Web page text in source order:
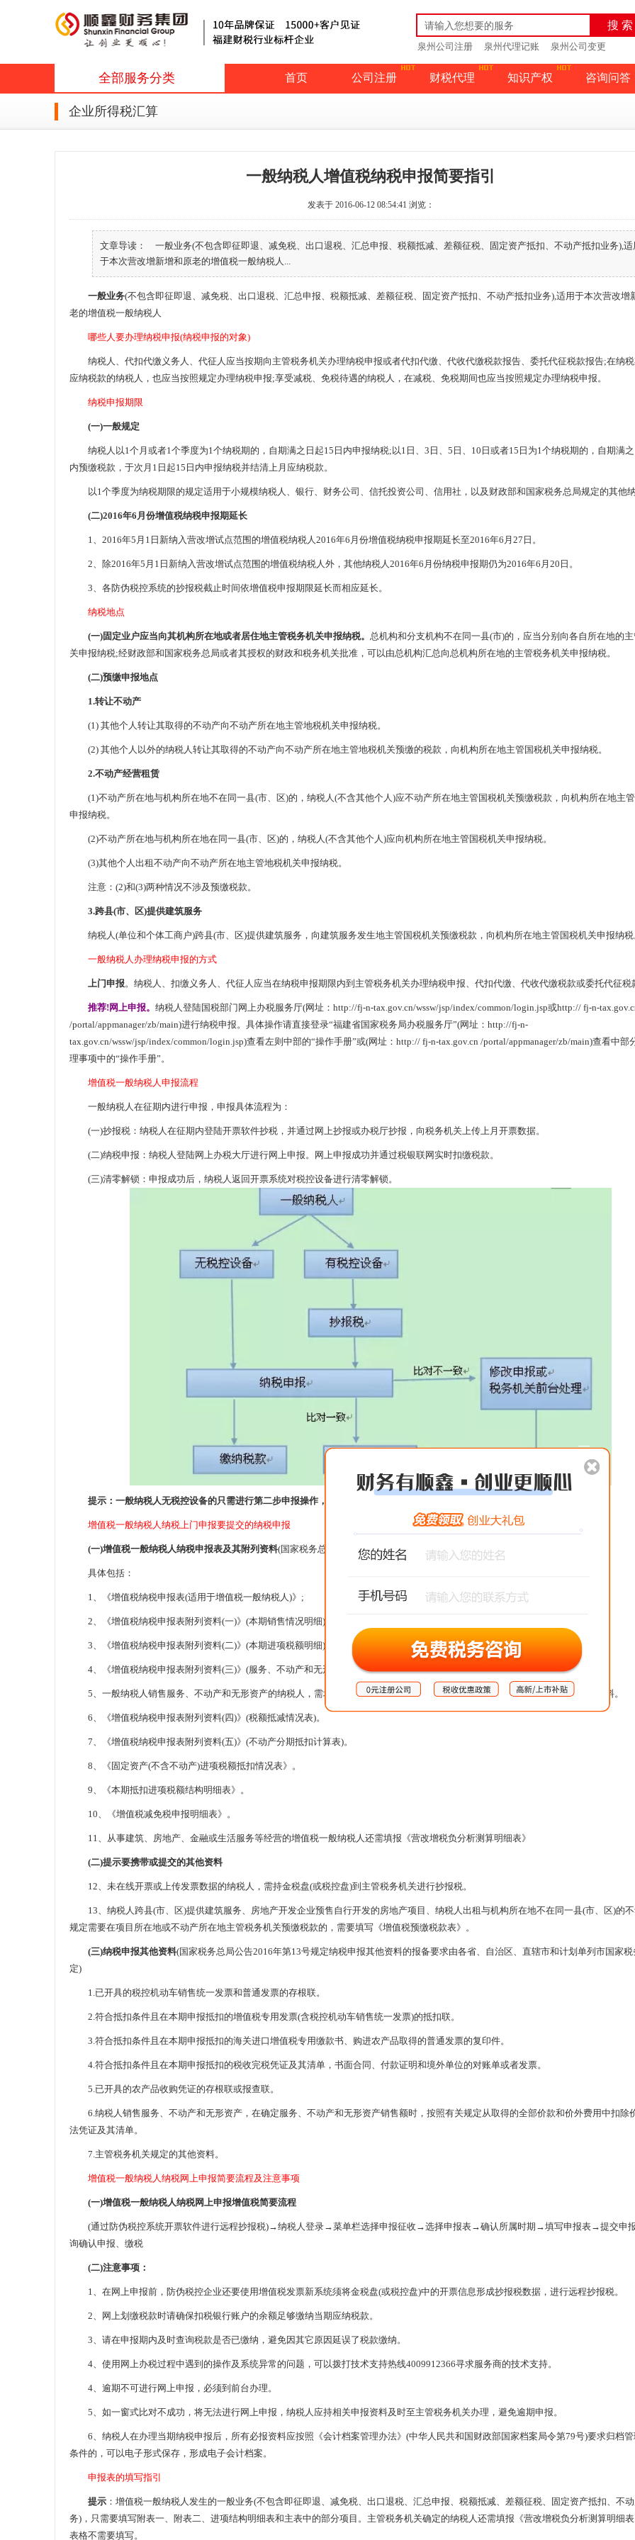
搜 索
泉州公司注册 泉州代理记账 泉州公司变更
全部服务分类 首页 公司注册 财税代理 知识产权 咨询问答
企业所得税汇算
一般纳税人增值税纳税申报简要指引
发表于 2016-06-12 08:54:41 浏览：
文章导读： 一般业务(不包含即征即退、减免税、出口退税、汇总申报、税额抵减、差额征税、固定资产抵扣、不动产抵扣业务),适
于本次营改增新增和原老的增值税一般纳税人...
一般业务(不包含即征即退、减免税、出口退税、汇总申报、税额抵减、差额征税、固定资产抵扣、不动产抵扣业务),适用于本次营改增
老的增值税一般纳税人
哪些人要办理纳税申报(纳税申报的对象)
纳税人、代扣代缴义务人、代征人应当按期向主管税务机关办理纳税申报或者代扣代缴、代收代缴税款报告、委托代征税款报告;在纳
应纳税款的纳税人，也应当按照规定办理纳税申报;享受减税、免税待遇的纳税人，在减税、免税期间也应当按照规定办理纳税申报。
纳税申报期限
(一)一般规定
纳税人以1个月或者1个季度为1个纳税期的，自期满之日起15日内申报纳税;以1日、3日、5日、10日或者15日为1个纳税期的，自期满之
内预缴税款，于次月1日起15日内申报纳税并结清上月应纳税款。
以1个季度为纳税期限的规定适用于小规模纳税人、银行、财务公司、信托投资公司、信用社，以及财政部和国家税务总局规定的其他纳
(二)2016年6月份增值税纳税申报期延长
1、2016年5月1日新纳入营改增试点范围的增值税纳税人2016年6月份增值税纳税申报期延长至2016年6月27日。
2、除2016年5月1日新纳入营改增试点范围的增值税纳税人外，其他纳税人2016年6月份纳税申报期仍为2016年6月20日。
3、各防伪税控系统的抄报税截止时间依增值税申报期限延长而相应延长。
纳税地点
(一)固定业户应当向其机构所在地或者居住地主管税务机关申报纳税。 总机构和分支机构不在同一县(市)的，应当分别向各自所在地的
关申报纳税;经财政部和国家税务总局或者其授权的财政和税务机关批准，可以由总机构汇总向总机构所在地的主管税务机关申报纳税。
(二)预缴申报地点
1.转让不动产
(1) 其他个人转让其取得的不动产向不动产所在地主管地税机关申报纳税。
(2) 其他个人以外的纳税人转让其取得的不动产向不动产所在地主管地税机关预缴的税款，向机构所在地主管国税机关申报纳税。
2.不动产经营租赁
(1)不动产所在地与机构所在地不在同一县(市、区)的，纳税人(不含其他个人)应不动产所在地主管国税机关预缴税款，向机构所在地主
申报纳税。
(2)不动产所在地与机构所在地在同一县(市、区)的，纳税人(不含其他个人)应向机构所在地主管国税机关申报纳税。
(3)其他个人出租不动产向不动产所在地主管地税机关申报纳税。
注意：(2)和(3)两种情况不涉及预缴税款。
3.跨县(市、区)提供建筑服务
纳税人(单位和个体工商户)跨县(市、区)提供建筑服务，向建筑服务发生地主管国税机关预缴税款，向机构所在地主管国税机关申报纳税
一般纳税人办理纳税申报的方式
上门申报。纳税人、扣缴义务人、代征人应当在纳税申报期限内到主管税务机关办理纳税申报、代扣代缴、代收代缴税款或委托代征税
推荐!网上申报。 纳税人登陆国税部门网上办税服务厅(网址：http://fj-n-tax.gov.cn/wssw/jsp/index/common/login.jsp或http:// fj-n-
/portal/appmanager/zb/main)进行纳税申报。具体操作请直接登录“福建省国家税务局办税服务厅”(网址：http://fj-n-
tax.gov.cn/wssw/jsp/index/common/login.jsp)查看左则中部的“操作手册”或(网址：http:// fj-n-tax.gov.cn /portal/appmanager/zb/main)查看中部
理事项中的“操作手册”。
增值税一般纳税人申报流程
一般纳税人在征期内进行申报，申报具体流程为：
(一)抄报税：纳税人在征期内登陆开票软件抄税，并通过网上抄报或办税厅抄报，向税务机关上传上月开票数据。
(二)纳税申报：纳税人登陆网上办税大厅进行网上申报。网上申报成功并通过税银联网实时扣缴税款。
(三)清零解锁：申报成功后，纳税人返回开票系统对税控设备进行清零解锁。
提示：一般纳税人无税控设备的只需进行第二步申报操作，无需进行第一和第三步操作。
增值税一般纳税人纳税上门申报要提交的纳税申报
(一)增值税一般纳税人纳税申报表及其附列资料(国家税务总局公告2016年第13号规定纳税申报表及附列资料为必报资料)。
具体包括：
1、《增值税纳税申报表(适用于增值税一般纳税人)》;
2、《增值税纳税申报表附列资料(一)》(本期销售情况明细);
3、《增值税纳税申报表附列资料(二)》(本期进项税额明细);
4、《增值税纳税申报表附列资料(三)》(服务、不动产和无形资产扣除项目明细);
5、一般纳税人销售服务、不动产和无形资产的纳税人，需填报《增值税纳税申报表附列资料(三)》。其他纳税人不填写该附列资料。
6、《增值税纳税申报表附列资料(四)》(税额抵减情况表)。
7、《增值税纳税申报表附列资料(五)》(不动产分期抵扣计算表)。
8、《固定资产(不含不动产)进项税额抵扣情况表》。
9、《本期抵扣进项税额结构明细表》。
10、《增值税减免税申报明细表》。
11、从事建筑、房地产、金融或生活服务等经营的增值税一般纳税人还需填报《营改增税负分析测算明细表》
(二)提示要携带或提交的其他资料
12、未在线开票或上传发票数据的纳税人，需持金税盘(或税控盘)到主管税务机关进行抄报税。
13、纳税人跨县(市、区)提供建筑服务、房地产开发企业预售自行开发的房地产项目、纳税人出租与机构所在地不在同一县(市、区)的
规定需要在项目所在地或不动产所在地主管税务机关预缴税款的，需要填写《增值税预缴税款表》。
(三)纳税申报其他资料(国家税务总局公告2016年第13号规定纳税申报其他资料的报备要求由各省、自治区、直辖市和计划单列市国家
定)
1.已开具的税控机动车销售统一发票和普通发票的存根联。
2.符合抵扣条件且在本期申报抵扣的增值税专用发票(含税控机动车销售统一发票)的抵扣联。
3.符合抵扣条件且在本期申报抵扣的海关进口增值税专用缴款书、购进农产品取得的普通发票的复印件。
4.符合抵扣条件且在本期申报抵扣的税收完税凭证及其清单，书面合同、付款证明和境外单位的对账单或者发票。
5.已开具的农产品收购凭证的存根联或报查联。
6.纳税人销售服务、不动产和无形资产，在确定服务、不动产和无形资产销售额时，按照有关规定从取得的全部价款和价外费用中扣除
法凭证及其清单。
7.主管税务机关规定的其他资料。
增值税一般纳税人纳税网上申报简要流程及注意事项
(一)增值税一般纳税人纳税网上申报增值税简要流程
(通过防伪税控系统开票软件进行远程抄报税)→纳税人登录→菜单栏选择申报征收→选择申报表→确认所属时期→填写申报表→提交申
询确认申报、缴税
(二)注意事项：
1、在网上申报前，防伪税控企业还要使用增值税发票新系统须将金税盘(或税控盘)中的开票信息形成抄报税数据，进行远程抄报税。
2、网上划缴税款时请确保扣税银行账户的余额足够缴纳当期应纳税款。
3、请在申报期内及时查询税款是否已缴纳，避免因其它原因延误了税款缴纳。
4、使用网上办税过程中遇到的操作及系统异常的问题，可以拨打技术支持热线4009912366寻求服务商的技术支持。
4、逾期不可进行网上申报，必须到前台办理。
5、如一窗式比对不成功，将无法进行网上申报，纳税人应持相关申报资料及时至主管税务机关办理，避免逾期申报。
6、纳税人在办理当期纳税申报后，所有必报资料应按照《会计档案管理办法》(中华人民共和国财政部国家档案局令第79号)要求归档
条件的，可以电子形式保存，形成电子会计档案。
申报表的填写指引
提示 ：增值税一般纳税人发生的一般业务(不包含即征即退、减免税、出口退税、汇总申报、税额抵减、差额征税、固定资产抵扣、不
务)，只需要填写附表一、附表二、进项结构明细表和主表中的部分项目。主管税务机关确定的纳税人还需填报《营改增税负分析测算明细
表格不需要填写。